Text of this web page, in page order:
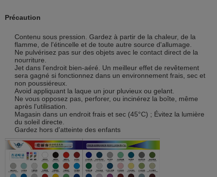
Précaution
Contenu sous pression. Gardez à partir de la chaleur, de la
flamme, de l'étincelle et de toute autre source d'allumage.
Ne pulvérisez pas sur des objets avec le contact direct de la
nourriture.
Jet dans l'endroit bien-aéré. Un meilleur effet de revêtement
sera gagné si fonctionnez dans un environnement frais, sec et
non poussiéreux.
Avoid appliquant la laque un jour pluvieux ou gelant.
Ne vous opposez pas, perforer, ou incinérez la boîte, même
après l'utilisation.
Magasin dans un endroit frais et sec (45°C) ; Évitez la lumière
du soleil directe.
Gardez hors d'atteinte des enfants